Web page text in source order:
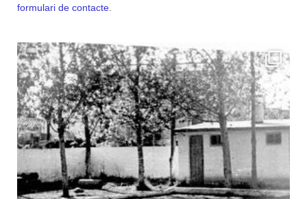
formulari de contacte